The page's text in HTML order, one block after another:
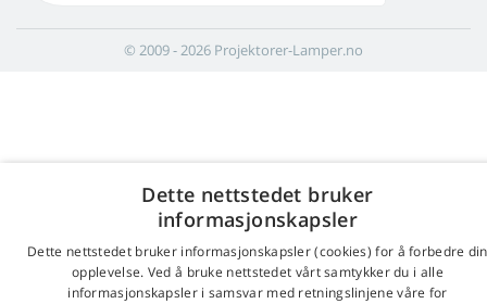
© 2009 - 2026 Projektorer-Lamper.no
Dette nettstedet bruker
informasjonskapsler
Dette nettstedet bruker informasjonskapsler (cookies) for å forbedre din
opplevelse. Ved å bruke nettstedet vårt samtykker du i alle
informasjonskapsler i samsvar med retningslinjene våre for